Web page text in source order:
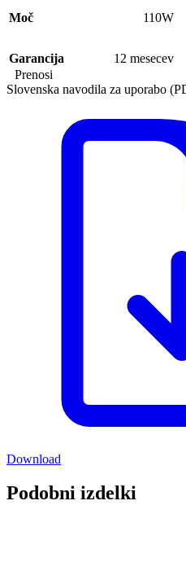
Moč 110W
Garancija
12 mesecev
Prenosi
Slovenska navodila za uporabo
Download
Podobni izdelki